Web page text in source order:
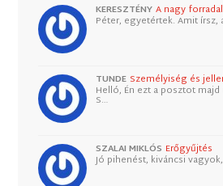
KERESZTÉNY A nagy
Péter, egyetértek. Amit írsz,
TUNDE Személyiség és
Helló, Én ezt a posztot
S…
SZALAI MIKLÓS Erőgyűjtés
Jó pihenést, kiváncsi